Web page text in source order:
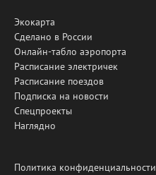
Экокарта
Сделано в России
Онлайн-табло аэропорта
Расписание электричек
Расписание поездов
Подписка на новости
Спецпроекты
Наглядно
Политика конфиденциальности